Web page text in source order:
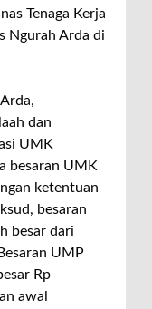
Tenaga Kerja
Ngurah Arda di
dan
UMK
besaran UMK
ketentuan
besaran
besar dari
UMP
Rp
awal